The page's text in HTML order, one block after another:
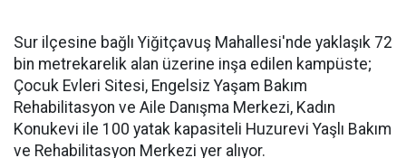
Sur ilçesine bağlı Yiğitçavuş Mahallesi'nde yaklaşık 72
bin metrekarelik alan üzerine inşa edilen kampüste;
Çocuk Evleri Sitesi, Engelsiz Yaşam Bakım
Rehabilitasyon ve Aile Danışma Merkezi, Kadın
Konukevi ile 100 yatak kapasiteli Huzurevi Yaşlı Bakım
ve Rehabilitasyon Merkezi yer alıyor.